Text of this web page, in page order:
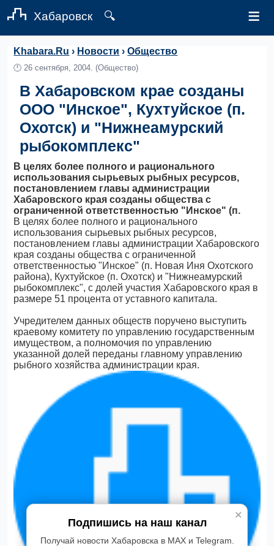
Хабаровск 🔍 ≡
Khabara.Ru › Новости ›Общество
🕛26 сентября, 2004. (Общество)
В Хабаровском крае созданы
ООО "Инское", Кухтуйское (п.
Охотск) и "Нижнеамурский
рыбокомплекс"
В целях более полного и рационального
использования сырьевых рыбных ресурсов,
постановлением главы администрации
Хабаровского края созданы общества с
ограниченной ответственностью "Инское" (п.
В целях более полного и рационального
использования сырьевых рыбных ресурсов,
постановлением главы администрации Хабаровского
края созданы общества с ограниченной
ответственностью "Инское" (п. Новая Иня Охотского
района), Кухтуйское (п. Охотск) и "Нижнеамурский
рыбокомплекс", с долей участия Хабаровского края в
размере 51 процента от уставного капитала.
Учредителем данных обществ поручено выступить
краевому комитету по управлению государственным
имуществом, а полномочия по управлению
указанной долей переданы главному управлению
рыбного хозяйства администрации края.
✕
Подпишись на наш канал
Получай новости Хабаровска в MAX и Telegram.